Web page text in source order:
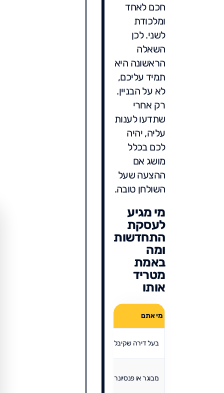
חכם לאחד
ומלכודת
לשני. לכן
השאלה
הראשונה היא
תמיד עליכם,
לא על הבניין.
רק אחרי
שתדעו לענות
עליה, יהיה
לכם בכלל
מושג אם
ההצעה שעל
השולחן טובה.
מי מגיע
לעסקת
התחדשות
ומה
באמת
מטריד
אותו
מי אתם
בעל דירה שקיבל הצעה
מבוגר או פנסיונר